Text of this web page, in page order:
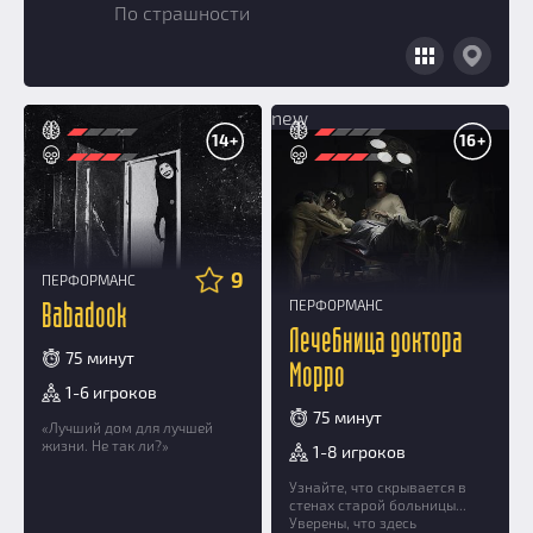
Добавить квест
По страшности
14+
ПЕРФОРМАНС 9
Babadook
75 минут
1-6 игроков
«Лучший дом для лучшей
жизни. Не так ли?»
16+
new
ПЕРФОРМАНС
Лечебница доктора
Морро
75 минут
1-8 игроков
Узнайте, что скрывается в
стенах старой больницы...
Уверены, что здесь